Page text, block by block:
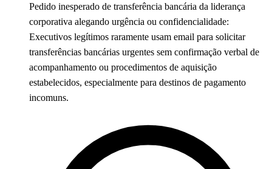
Pedido inesperado de transferência bancária da liderança
corporativa alegando urgência ou confidencialidade:
Executivos legítimos raramente usam email para solicitar
transferências bancárias urgentes sem confirmação verbal de
acompanhamento ou procedimentos de aquisição
estabelecidos, especialmente para destinos de pagamento
incomuns.